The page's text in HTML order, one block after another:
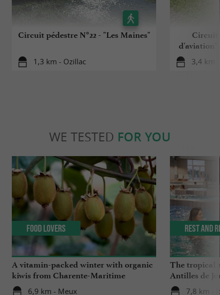
Circuit pédestre N°22 - "Les Maines"
1,3 km - Ozillac
Circuit
d'aviation"
3,4 km
WE TESTED FOR YOU
A vitamin-packed winter with organic
kiwis from Charente-Maritime
6,9 km - Meux
Food Lovers
The tropical
Antilles de
7,8 km -
Rest and